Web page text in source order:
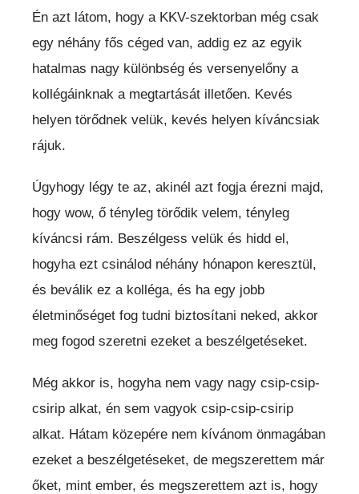
Én azt látom, hogy a KKV-szektorban még csak
egy néhány fős céged van, addig ez az egyik
hatalmas nagy különbség és versenyelőny a
kollégáinknak a megtartását illetően. Kevés
helyen törődnek velük, kevés helyen kíváncsiak
rájuk.
Úgyhogy légy te az, akinél azt fogja érezni majd,
hogy wow, ő tényleg törődik velem, tényleg
kíváncsi rám. Beszélgess velük és hidd el,
hogyha ezt csinálod néhány hónapon keresztül,
és beválik ez a kolléga, és ha egy jobb
életminőséget fog tudni biztosítani neked, akkor
meg fogod szeretni ezeket a beszélgetéseket.
Még akkor is, hogyha nem vagy nagy csip-csip-
csirip alkat, én sem vagyok csip-csip-csirip
alkat. Hátam közepére nem kívánom önmagában
ezeket a beszélgetéseket, de megszerettem már
őket, mint ember, és megszerettem azt is, hogy